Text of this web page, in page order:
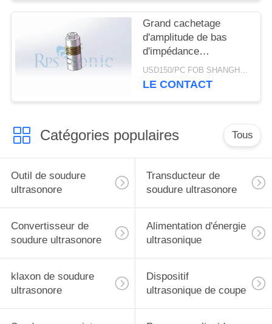
Grand cachetage
d'amplitude de bas
d'impédance
transducteur de
soudure ultrasonore
USD150/PC FOB SHANGHAI MOQ:1pcs
LE CONTACT
Catégories populaires Tous
Outil de soudure
ultrasonore
Transducteur de
soudure ultrasonore
Convertisseur de
soudure ultrasonore
Alimentation d'énergie
ultrasonique
klaxon de soudure
ultrasonore
Dispositif
ultrasonique de coupe